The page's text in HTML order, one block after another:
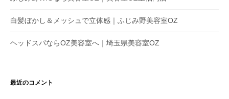
白髪ぼかし＆メッシュで立体感｜ふじみ野美容室OZ
ヘッドスパならOZ美容室へ｜埼玉県美容室OZ
最近のコメント